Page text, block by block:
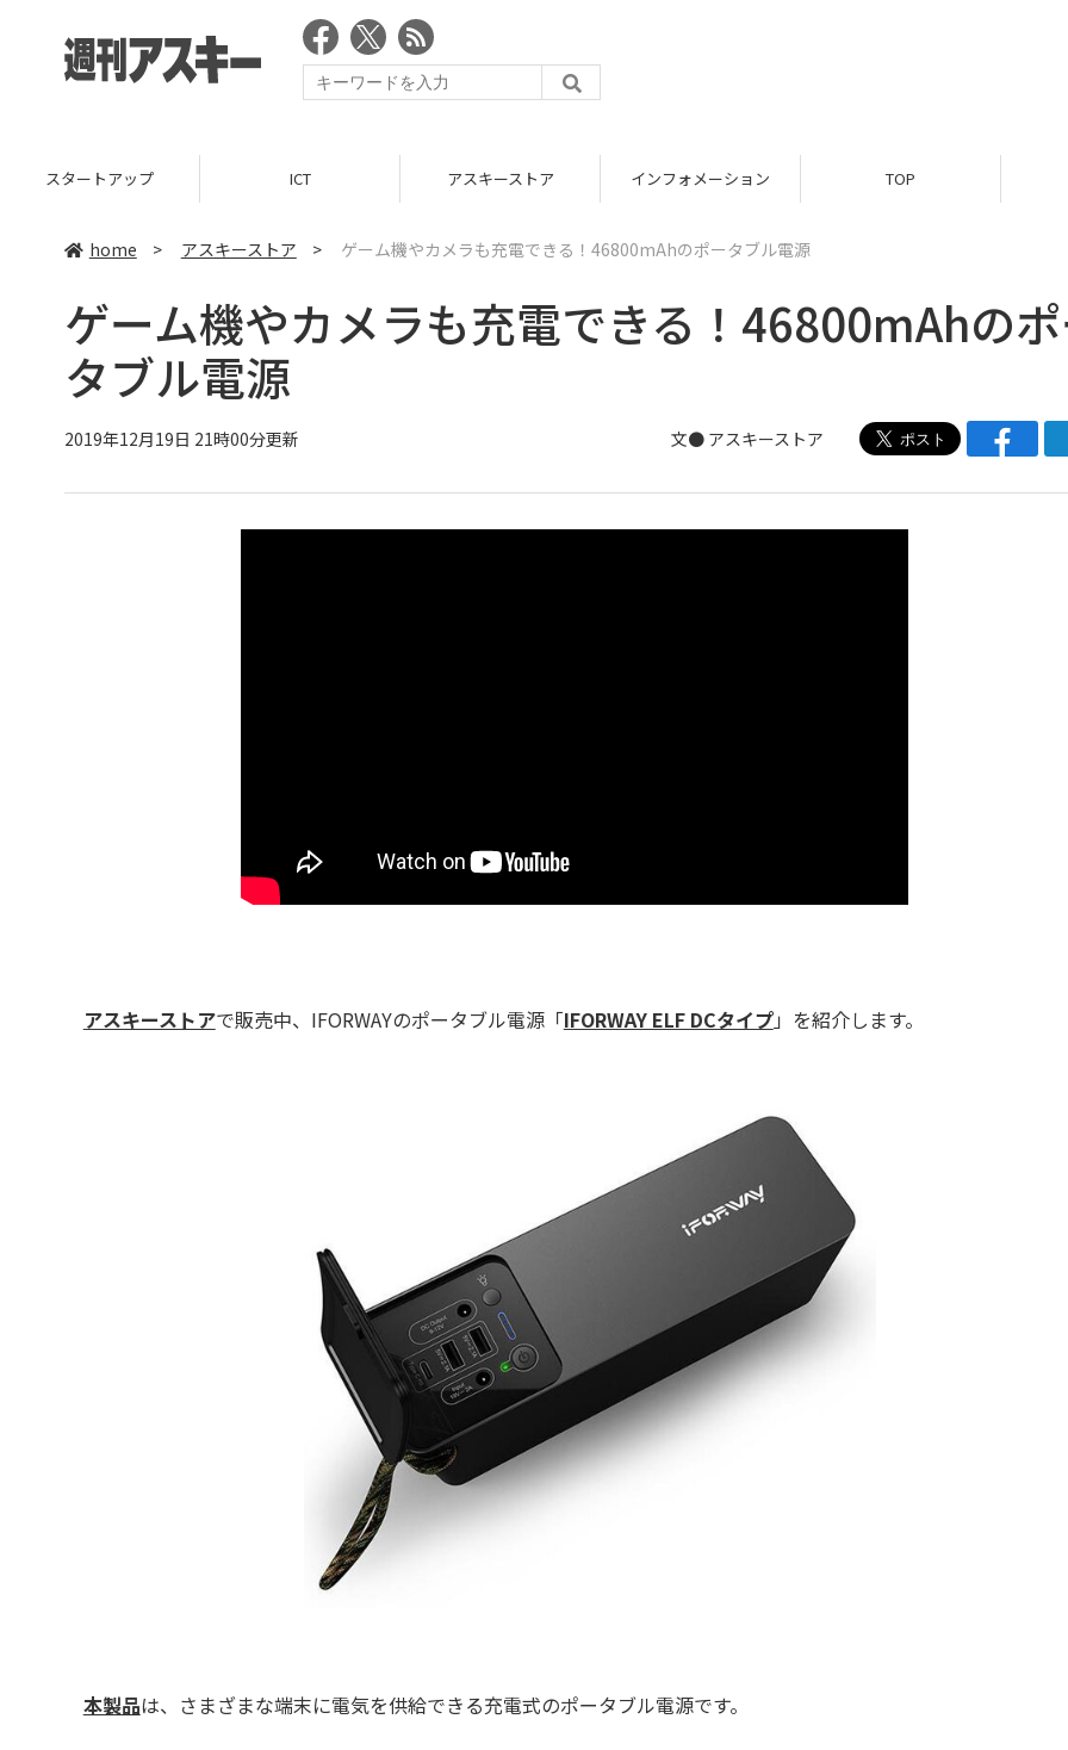
スタートアップ ICT アスキーストア インフォメーション TOP
home > アスキーストア > ゲーム機やカメラも充電できる！46800mAhのポータブル電源
ゲーム機やカメラも充電できる！46800mAhの
タブル電源
2019年12月19日 21時00分更新 文● アスキーストア
アスキーストアで販売中、IFORWAYのポータブル電源「IFORWAY ELF DCタイプ」を紹介します。
本製品は、さまざまな端末に電気を供給できる充電式のポータブル電源です。